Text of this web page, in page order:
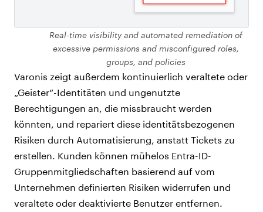
Real-time visibility and automated remediation of
excessive permissions and misconfigured roles,
groups, and policies
Varonis zeigt außerdem kontinuierlich veraltete oder
„Geister“-Identitäten und ungenutzte
Berechtigungen an, die missbraucht werden
könnten, und repariert diese identitätsbezogenen
Risiken durch Automatisierung, anstatt Tickets zu
erstellen. Kunden können mühelos Entra-ID-
Gruppenmitgliedschaften basierend auf vom
Unternehmen definierten Risiken widerrufen und
veraltete oder deaktivierte Benutzer entfernen.